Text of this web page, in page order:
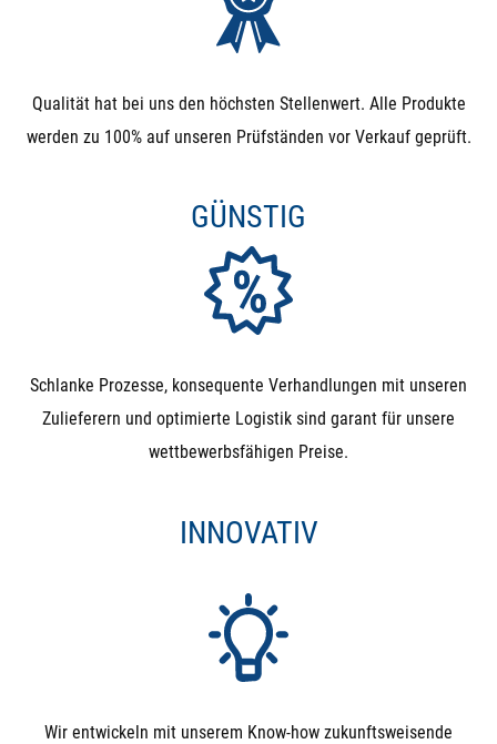
Qualität hat bei uns den höchsten Stellenwert. Alle Produkte
werden zu 100% auf unseren Prüfständen vor Verkauf geprüft.
GÜNSTIG
Schlanke Prozesse, konsequente Verhandlungen mit unseren
Zulieferern und optimierte Logistik sind garant für unsere
wettbewerbsfähigen Preise.
INNOVATIV
Wir entwickeln mit unserem Know-how zukunftsweisende